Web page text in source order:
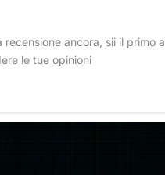
recensione ancora, sii il primo a
le tue opinioni